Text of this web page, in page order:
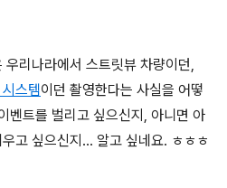
리나라에서 스트릿뷰 차량이던,
스템이던 촬영한다는 사실을 어떻
벤트를 벌리고 싶으신지, 아니면 아
고 싶으신지... 알고 싶네요. ㅎㅎㅎ